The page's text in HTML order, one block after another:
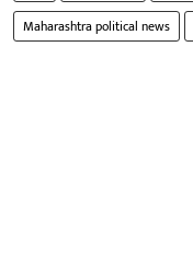
Maharashtra political news